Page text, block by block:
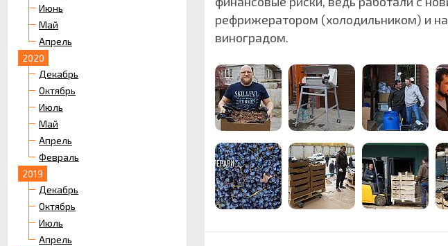
Июнь
Май
Апрель
2020
Декабрь
Октябрь
Июль
Май
Апрель
Февраль
2019
Декабрь
Октябрь
Июль
Апрель
рефрижератором (холодильником) и
виноградом.